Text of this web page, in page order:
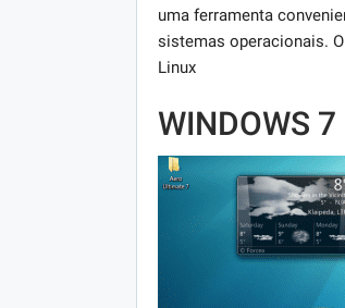
uma ferramenta
sistemas operacionais.
Linux
WINDOWS 7